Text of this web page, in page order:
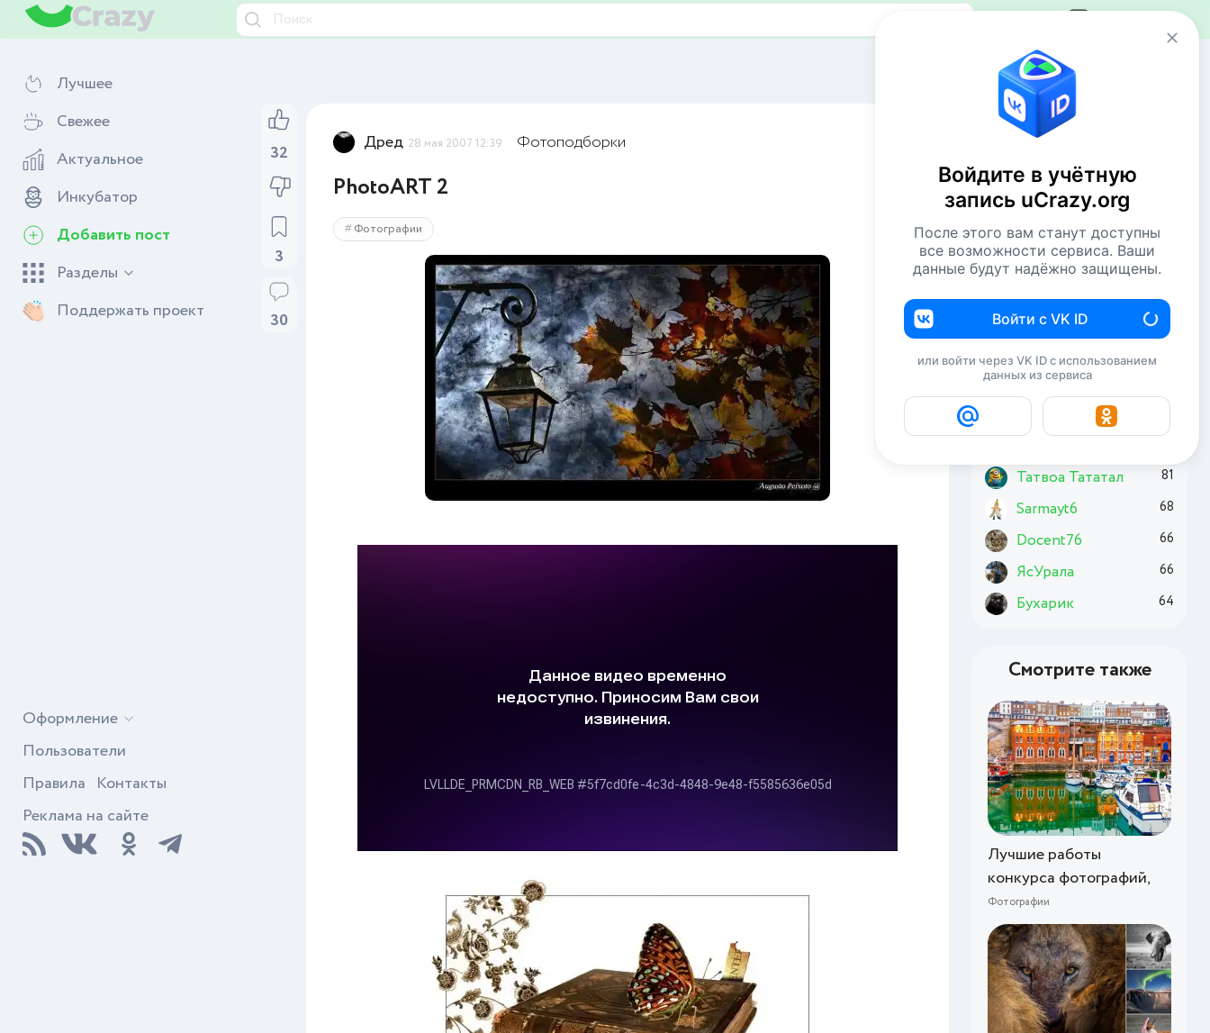
Авторизация
Лучшее
Свежее
Актуальное
Инкубатор
Добавить пост
Разделы
Поддержать проект
Оформление
Пользователи
Правила Контакты
Реклама на сайте
Сейчас онлайн
36 пользователей
Всего посетителей 1053
Рекорд: 12737 посетителей
Комментаторы недели
NiShkni 187
Комсомолец
Евгений114
Татвоа Тататал 81
Sarmayt6 68
Docent76 66
ЯсУрала 66
Бухарик 64
Смотрите также
Лучшие работы
конкурса фотографий,
Фотографии
32
3
30
Дред 28 мая 2007 12:39 Фотоподборки
PhotoART 2
Фотографии
Войдите в учётную
запись uCrazy.org
После этого вам станут доступны
все возможности сервиса. Ваши
данные будут надёжно защищены.
Войти с VK ID
или войти через VK ID с использованием
данных из сервиса